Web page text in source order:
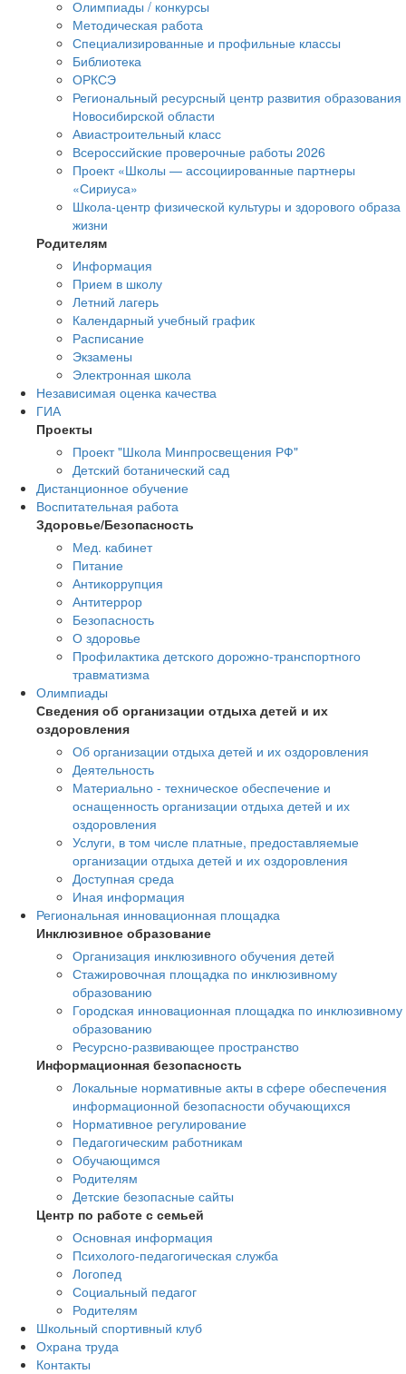
Олимпиады / конкурсы
Методическая работа
Специализированные и профильные классы
Библиотека
ОРКСЭ
Региональный ресурсный центр развития образования
Новосибирской области
Авиастроительный класс
Всероссийские проверочные работы 2026
Проект «Школы — ассоциированные партнеры
«Сириуса»
Школа-центр физической культуры и здорового образа
жизни
Родителям
Информация
Прием в школу
Летний лагерь
Календарный учебный график
Расписание
Экзамены
Электронная школа
Независимая оценка качества
ГИА
Проекты
Проект "Школа Минпросвещения РФ"
Детский ботанический сад
Дистанционное обучение
Воспитательная работа
Здоровье/Безопасность
Мед. кабинет
Питание
Антикоррупция
Антитеррор
Безопасность
О здоровье
Профилактика детского дорожно-транспортного
травматизма
Олимпиады
Сведения об организации отдыха детей и их
оздоровления
Об организации отдыха детей и их оздоровления
Деятельность
Материально - техническое обеспечение и
оснащенность организации отдыха детей и их
оздоровления
Услуги, в том числе платные, предоставляемые
организации отдыха детей и их оздоровления
Доступная среда
Иная информация
Региональная инновационная площадка
Инклюзивное образование
Организация инклюзивного обучения детей
Стажировочная площадка по инклюзивному
образованию
Городская инновационная площадка по инклюзивному
образованию
Ресурсно-развивающее пространство
Информационная безопасность
Локальные нормативные акты в сфере обеспечения
информационной безопасности обучающихся
Нормативное регулирование
Педагогическим работникам
Обучающимся
Родителям
Детские безопасные сайты
Центр по работе с семьей
Основная информация
Психолого-педагогическая служба
Логопед
Социальный педагог
Родителям
Школьный спортивный клуб
Охрана труда
Контакты